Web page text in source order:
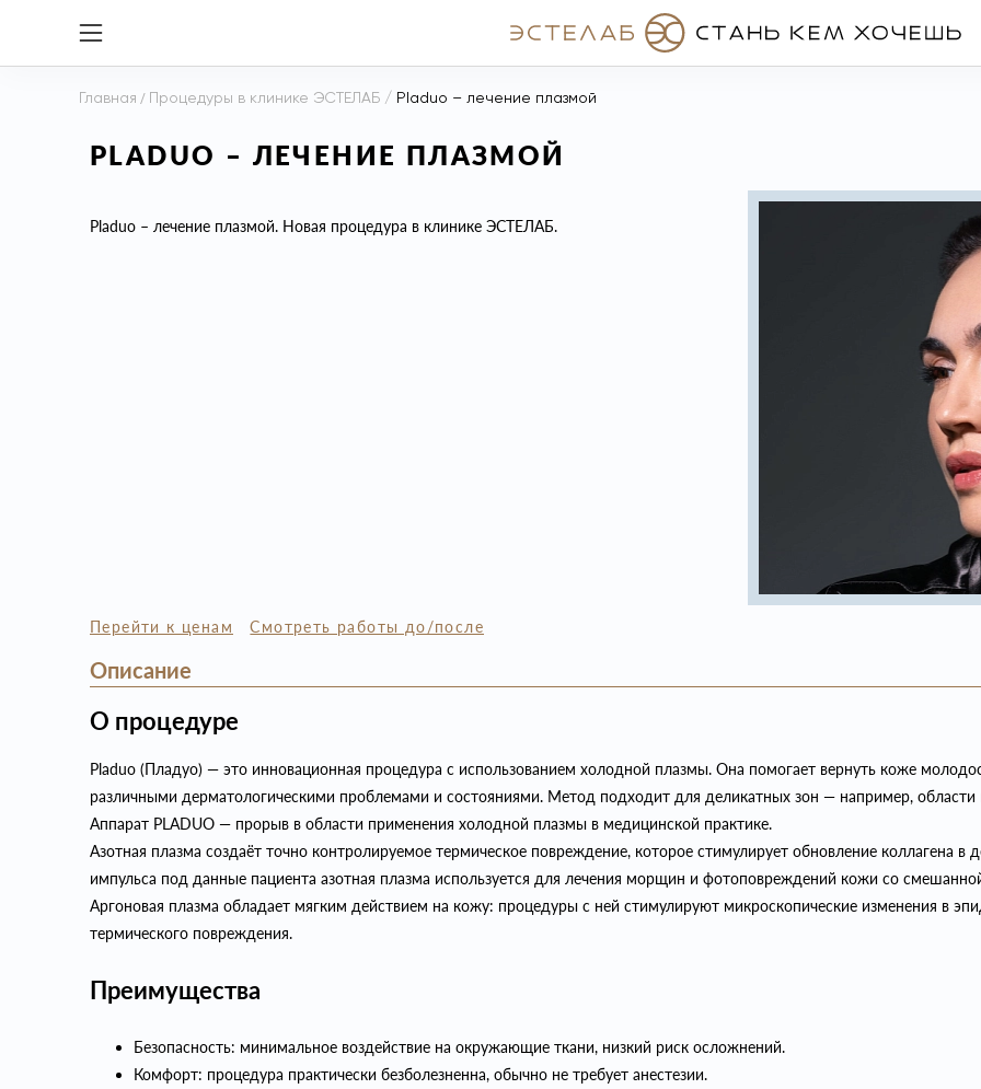
Главная / Процедуры в клинике ЭСТЕЛАБ / Pladuo – лечение плазмой
PLADUO – ЛЕЧЕНИЕ ПЛАЗМОЙ
Pladuo – лечение плазмой. Новая процедура в клинике ЭСТЕЛАБ.
Перейти к ценам Смотреть работы до/после
Описание
О процедуре
Pladuo (Пладуо) — это инновационная процедура с использованием холодной плазмы. Она помогает вернуть коже
различными дерматологическими проблемами и состояниями. Метод подходит для деликатных зон — например, области
Аппарат PLADUO — прорыв в области применения холодной плазмы в медицинской практике.
Азотная плазма создаёт точно контролируемое термическое повреждение, которое стимулирует обновление коллагена
импульса под данные пациента азотная плазма используется для лечения морщин и фотоповреждений кожи со
Аргоновая плазма обладает мягким действием на кожу: процедуры с ней стимулируют микроскопические изменения в
термического повреждения.
Преимущества
Безопасность: минимальное воздействие на окружающие ткани, низкий риск осложнений.
Комфорт: процедура практически безболезненна, обычно не требует анестезии.